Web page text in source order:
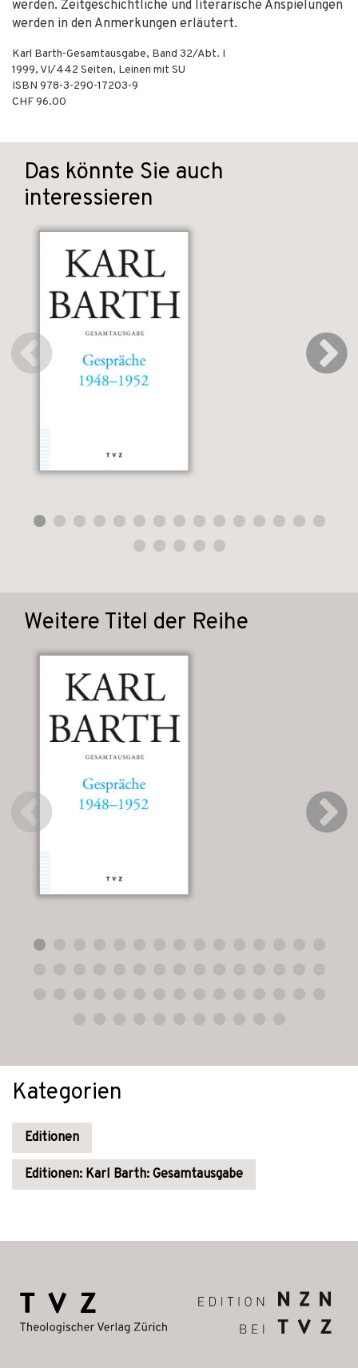
werden. Zeitgeschichtliche und literarische Anspielungen
werden in den Anmerkungen erläutert.
Karl Barth-Gesamtausgabe, Band 32/Abt. I
1999,VI/442 Seiten, Leinen mit SU
ISBN 978-3-290-17203-9
CHF 96.00
Das könnte Sie auch
interessieren
Weitere Titel der Reihe
Kategorien
Editionen
Editionen: Karl Barth: Gesamtausgabe